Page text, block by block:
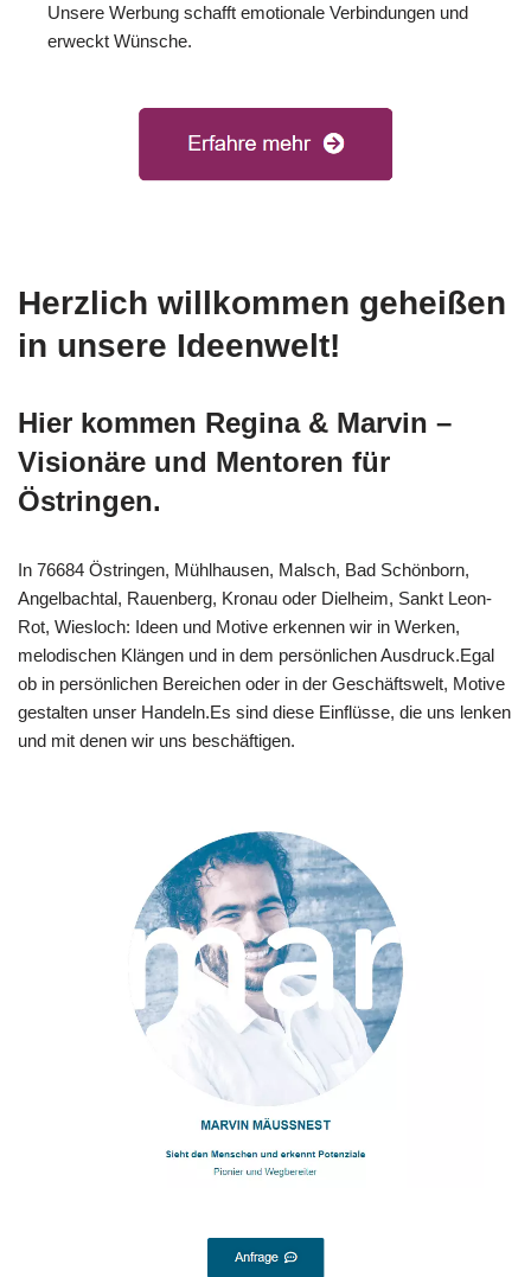
Unsere Werbung schafft emotionale Verbindungen und
erweckt Wünsche.
Herzlich willkommen geheißen
in unsere Ideenwelt!
Hier kommen Regina & Marvin –
Visionäre und Mentoren für
Östringen.
In 76684 Östringen, Mühlhausen, Malsch, Bad Schönborn,
Angelbachtal, Rauenberg, Kronau oder Dielheim, Sankt Leon-
Rot, Wiesloch: Ideen und Motive erkennen wir in Werken,
melodischen Klängen und in dem persönlichen Ausdruck.Egal
ob in persönlichen Bereichen oder in der Geschäftswelt, Motive
gestalten unser Handeln.Es sind diese Einflüsse, die uns lenken
und mit denen wir uns beschäftigen.